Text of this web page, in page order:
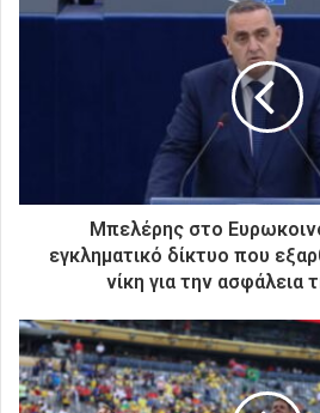
τ
τ
κ
ή
σ
α
Μπελέρης στο
εγκληματικό δίκτυο που
νίκη για την ασφάλεια